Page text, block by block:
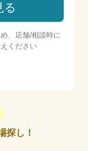
る
、店舗/相談時に
ください
探し！